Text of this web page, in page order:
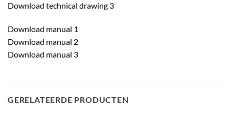
Download technical drawing 3
Download manual 1
Download manual 2
Download manual 3
GERELATEERDE PRODUCTEN